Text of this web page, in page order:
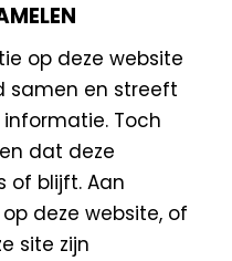
op deze website
samen en streeft
Toch
dat deze
of blijft. Aan
deze website, of
site zijn